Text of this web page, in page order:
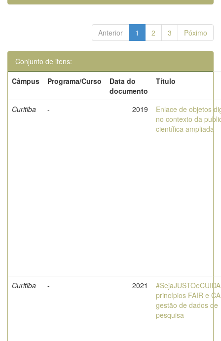
Anterior 1 2 3 Póximo
Conjunto de itens:
Câmpus
Programa/Curso
Data do
documento
Título
Curitiba - 2019
Enlace de objetos
no contexto da
científica ampliada
Curitiba - 2021
princípios FAIR e
gestão de dados de
pesquisa